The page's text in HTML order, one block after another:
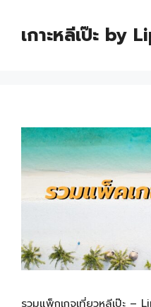
เกาะหลีเป๊ะ by
รวมแพ็กเกจเที่ยวหลีเป๊ะ –